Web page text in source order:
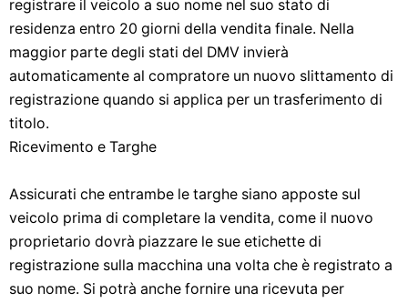
registrare il veicolo a suo nome nel suo stato di
residenza entro 20 giorni della vendita finale. Nella
maggior parte degli stati del DMV invierà
automaticamente al compratore un nuovo slittamento di
registrazione quando si applica per un trasferimento di
titolo.
Ricevimento e Targhe
Assicurati che entrambe le targhe siano apposte sul
veicolo prima di completare la vendita, come il nuovo
proprietario dovrà piazzare le sue etichette di
registrazione sulla macchina una volta che è registrato a
suo nome. Si potrà anche fornire una ricevuta per